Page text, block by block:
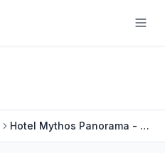
Hotel Mythos Panorama - Voksenhotel